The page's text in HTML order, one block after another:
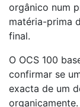
orgânico num
matéria-prima
final.
O OCS 100
confirmar se
exacta de um